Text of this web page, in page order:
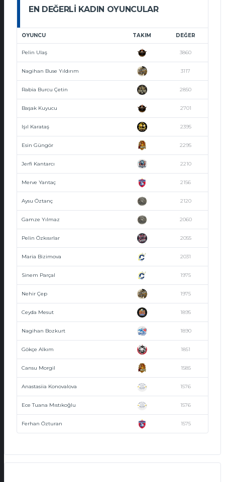
EN DEĞERLI KADIN OYUNCULAR
OYUNCU TAKIM DEĞER
Pelin Ulaş 3860
Nagihan Buse Yıldırım 3117
Rabia Burcu Çetin 2850
Başak Kuyucu 2701
Işıl Karataş 2395
Esin Güngör 2295
Jerfi Kantarcı 2210
Merve Yantaç 2156
Aysu Öztanç 2120
Gamze Yılmaz 2060
Pelin Özkısırlar 2055
Maria Bizimova 2031
Sinem Parçal 1975
Nehir Çep 1975
Ceyda Mesut 1895
Nagihan Bozkurt 1890
Gökçe Alkım 1851
Cansu Morgil 1585
Anastasiia Konovalova 1576
Ece Tuana Mıstıkoğlu 1576
Ferhan Özturan 1575